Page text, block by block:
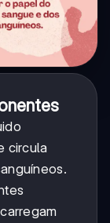
circula